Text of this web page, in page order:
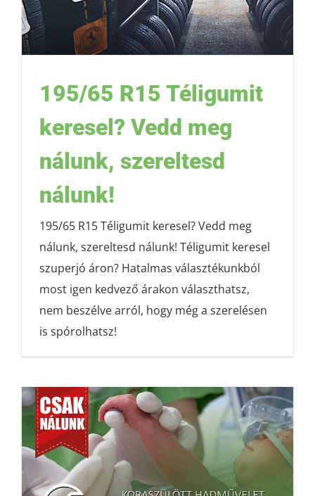
195/65 R15 Téligumit
keresel? Vedd meg
nálunk, szereltesd
nálunk!
195/65 R15 Téligumit keresel? Vedd meg
nálunk, szereltesd nálunk! Téligumit keresel
szuperjó áron? Hatalmas választékunkból
most igen kedvező árakon választhatsz,
nem beszélve arról, hogy még a szerelésen
is spórolhatsz!